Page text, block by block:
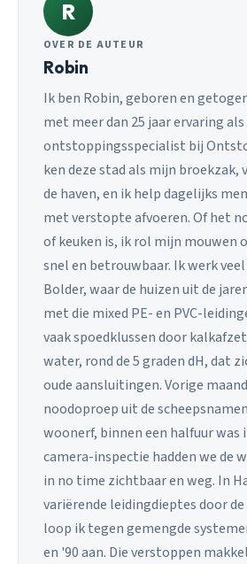
R
OVER DE AUTEUR
Robin
Ik ben Robin, geboren en
met meer dan 25 jaar ervaring als
ontstoppingsspecialist bij
ken deze stad als mijn broekzak,
de haven, en ik help dagelijks
met verstopte afvoeren. Of het
of keuken is, ik rol mijn mouwen
snel en betrouwbaar. Ik werk
Bolder, waar de huizen uit de
met die mixed PE- en PVC-
vaak spoedklussen door
water, rond de 5 graden dH, dat
oude aansluitingen. Vorige
noodoproep uit de
woonerf, binnen een halfuur was
camera-inspectie hadden we de
in no time zichtbaar en weg. In
variërende leidingdieptes door
loop ik tegen gemengde
en '90 aan. Die verstoppen